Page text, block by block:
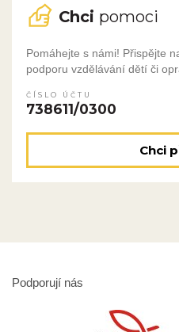
Chci pomoci
Pomáhejte s námi! Přispějte
podporu vzdělávání dětí či
ČÍSLO ÚČTU
738611/0300
Chci
Podporují nás